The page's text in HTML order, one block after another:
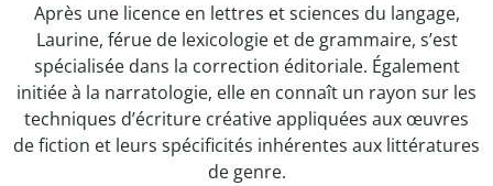
Après une licence en lettres et sciences du langage,
Laurine, férue de lexicologie et de grammaire, s’est
spécialisée dans la correction éditoriale. Également
initiée à la narratologie, elle en connaît un rayon sur les
techniques d’écriture créative appliquées aux œuvres
de fiction et leurs spécificités inhérentes aux littératures
de genre.